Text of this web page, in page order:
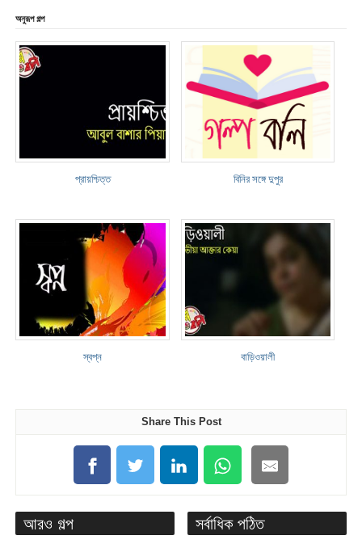
অনুরূপ গল্প
প্রায়শ্চিত্ত বিনির সঙ্গে দুপুর
স্বপ্ন বাড়িওয়ালী
Share This Post
আরও গল্প সর্বাধিক পঠিত